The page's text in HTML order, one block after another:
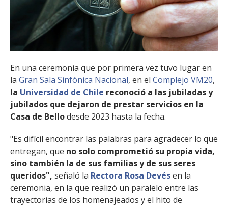
Cada uno de las y los jubilados recibieron una medalla de
reconocimiento por su labor.
En una ceremonia que por primera vez tuvo lugar en
la Gran Sala Sinfónica Nacional, en el Complejo VM20,
la Universidad de Chile reconoció a las jubiladas y
jubilados que dejaron de prestar servicios en la
Casa de Bellodesde 2023 hasta la fecha.
"Es difícil encontrar las palabras para agradecer lo que
entregan, que no solo comprometió su propia vida,
sino también la de sus familias y de sus seres
queridos", señaló la Rectora Rosa Devésen la
ceremonia, en la que realizó un paralelo entre las
trayectorias de los homenajeados y el hito de